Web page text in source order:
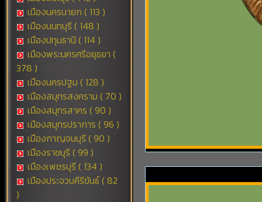
เมืองนครนายก ( 113 )
เมืองนนทบุรี ( 148 )
เมืองปทุมธานี ( 114 )
เมืองพระนครศรีอยุธยา (
378 )
เมืองนครปฐม ( 128 )
เมืองสมุทรสงคราม ( 70 )
เมืองสมุทรสาคร ( 90 )
เมืองสมุทรปราการ ( 96 )
เมืองกาญจนบุรี ( 90 )
เมืองราชบุรี ( 99 )
เมืองเพชรบุรี ( 134 )
เมืองประจวบคีรีขันธ์ ( 82
)